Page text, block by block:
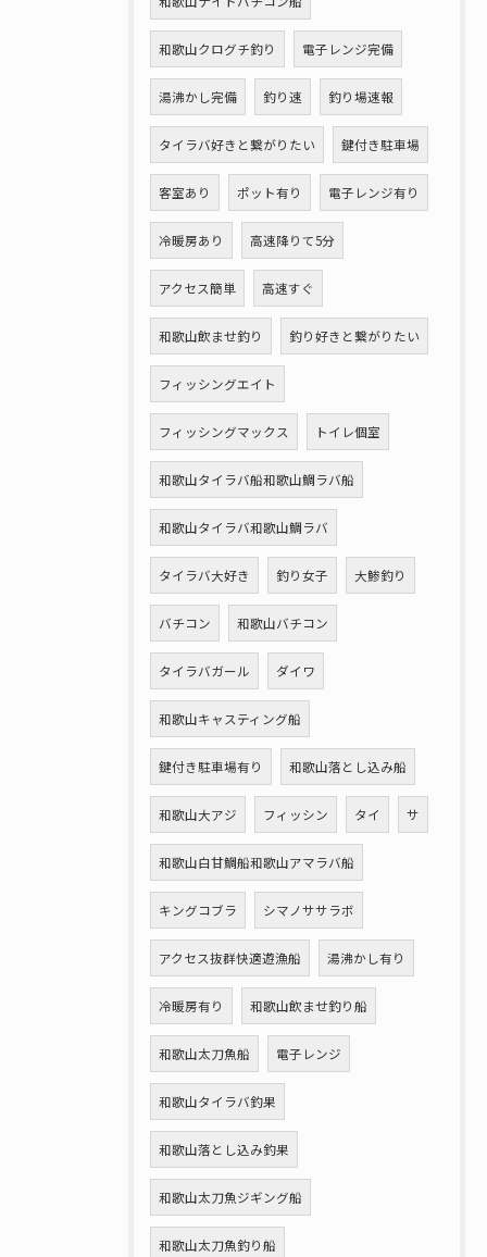
和歌山クログチ釣り 電子レンジ完備
湯沸かし完備 釣り速 釣り場速報
タイラバ好きと繋がりたい 鍵付き駐車場
客室あり ポット有り 電子レンジ有り
冷暖房あり 高速降りて5分
アクセス簡単 高速すぐ
和歌山飲ませ釣り 釣り好きと繋がりたい
フィッシングエイト
フィッシングマックス トイレ個室
和歌山タイラバ船和歌山鯛ラバ船
和歌山タイラバ和歌山鯛ラバ
タイラバ大好き 釣り女子 大鯵釣り
バチコン 和歌山バチコン
タイラバガール ダイワ
和歌山キャスティング船
鍵付き駐車場有り 和歌山落とし込み船
和歌山大アジ フィッシン タイ サ
和歌山白甘鯛船和歌山アマラバ船
キングコブラ シマノササラボ
アクセス抜群快適遊漁船 湯沸かし有り
冷暖房有り 和歌山飲ませ釣り船
和歌山太刀魚船 電子レンジ
和歌山タイラバ釣果
和歌山落とし込み釣果
和歌山太刀魚ジギング船
和歌山太刀魚釣り船